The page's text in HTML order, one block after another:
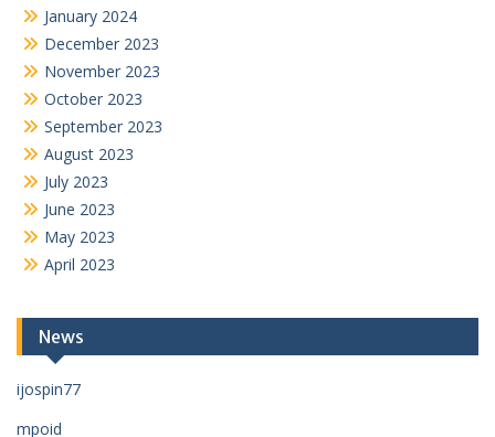
January 2024
December 2023
November 2023
October 2023
September 2023
August 2023
July 2023
June 2023
May 2023
April 2023
News
ijospin77
mpoid